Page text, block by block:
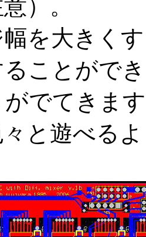
）。
を大きく
ことがで
でてきま
と遊べる